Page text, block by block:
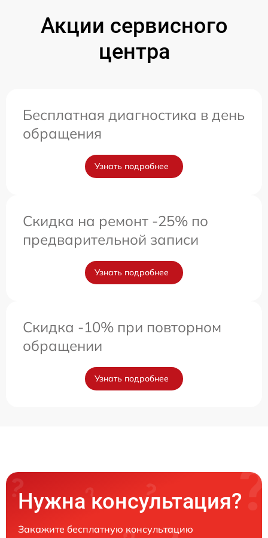
Акции сервисного
центра
Бесплатная диагностика в день
обращения
Узнать подробнее
Скидка на ремонт -25% по
предварительной записи
Узнать подробнее
Скидка -10% при повторном
обращении
Узнать подробнее
Нужна консультация?
Закажите бесплатную консультацию